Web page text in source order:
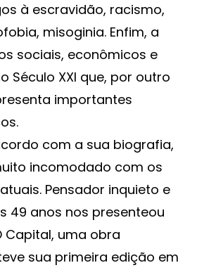
à escravidão, racismo,
misoginia. Enfim, a
sociais, econômicos e
Século XXI que, por outro
importantes
com a sua biografia,
incomodado com os
Pensador inquieto e
49 anos nos presenteou
Capital, uma obra
sua primeira edição em